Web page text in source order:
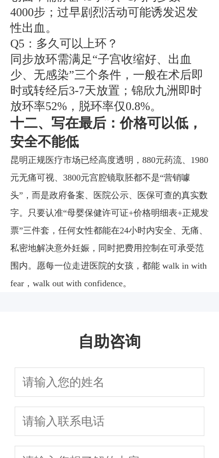
4000步；过早剧烈活动可能诱发迟发
性出血。
Q5：多久可以上环？
同步放环需满足“子宫收缩好、出血
少、无感染”三个条件，一般在术后即
时或转经后3-7天放置；锦欣九洲即时
放环率52%，脱环率仅0.8%。
十二、写在最后：价格可以低，
安全不能低
昆明正规医疗市场已经高度透明，880元药流、1980
元无痛可视、3800元宫腔镜取胚都不是“营销噱
头”，而是政府备案、医院公示、医保可查的真实数
字。只要认准“母婴保健许可证+价格明细表+正规发
票”三件套，任何女性都能在24小时内安全、无痛、
私密地解决意外妊娠，同时把费用控制在可承受范
围内。愿每一位走进医院的女孩，都能 walk in with
fear，walk out with confidence。
自助咨询